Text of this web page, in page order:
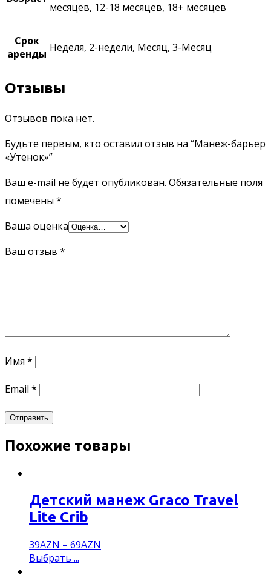
месяцев, 12-18 месяцев, 18+ месяцев
Срок
аренды Неделя, 2-недели, Месяц, 3-Месяц
Отзывы
Отзывов пока нет.
Будьте первым, кто оставил отзыв на “Манеж-барьер
«Утенок»”
Ваш e-mail не будет опубликован. Обязательные поля
помечены *
Ваша оценка
Ваш отзыв *
Имя *
Email *
Похожие товары
Детский манеж Graco Travel
Lite Crib
39AZN – 69AZN
Выбрать ...